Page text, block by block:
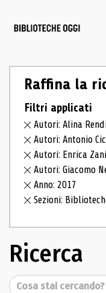
Raffina la
Filtri applicati
Autori: Alina
Autori: Antonio
Autori: Enrica Zani
Autori: Giacomo
Anno: 2017
Sezioni:
Ricerca
Cerca